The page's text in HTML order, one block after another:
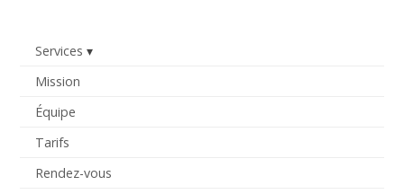
Services
Mission
Équipe
Tarifs
Rendez-vous